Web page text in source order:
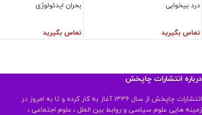
درد بیخوابی
تماس بگیرید
بحران ایدئولوژی
تماس بگیرید
درباره انتشارات چاپخش
انتشارات چاپخش از سال ۱۳۳۶ آغاز به کار کرده و تا به امروز در
زمینه هایی علوم سیاسی و روابط بین الملل ، علوم اجتماعی ،